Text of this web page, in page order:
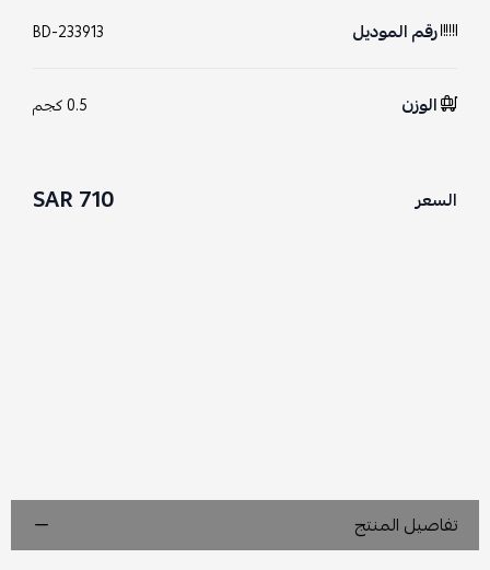
رقم الموديل BD-233913
الوزن 0.5 كجم
السعر 710 SAR
تفاصيل المنتج